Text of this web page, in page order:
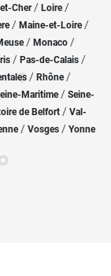
Cher/ Loire/
/ Maine-et-Loire/
/ Monaco /
/ Pas-de-Calais /
/ Rhône/
Maritime/ Seine-
de Belfort / Val-
/ Vosges / Yonne